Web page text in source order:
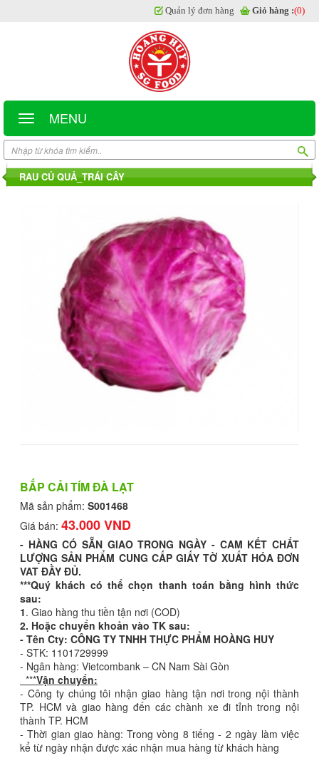
MENU
Quản lý đơn hàng Giỏ hàng :(0)
RAU CỦ QUẢ_TRÁI CÂY
BẮP CẢI TÍM ĐÀ LẠT
Mã sản phẩm: S001468
Giá bán: 43.000 VND
- HÀNG CÓ SẴN GIAO TRONG NGÀY - CAM KẾT CHẤT
LƯỢNG SẢN PHẨM CUNG CẤP GIẤY TỜ XUẤT HÓA ĐƠN
VAT ĐẦY ĐỦ.
***Quý khách có thể chọn thanh toán bằng hình thức
sau:
1. Giao hàng thu tiền tận nơi (COD)
2. Hoặc chuyển khoản vào TK sau:
- Tên Cty: CÔNG TY TNHH THỰC PHẨM HOÀNG HUY
- STK: 1101729999
- Ngân hàng: Vietcombank – CN Nam Sài Gòn
***Vận chuyển:
- Công ty chúng tôi nhận giao hàng tận nơi trong nội thành
TP. HCM và giao hàng đến các chành xe đi tỉnh trong nội
thành TP. HCM
- Thời gian giao hàng: Trong vòng 8 tiếng - 2 ngày làm việc
kể từ ngày nhận được xác nhận mua hàng từ khách hàng